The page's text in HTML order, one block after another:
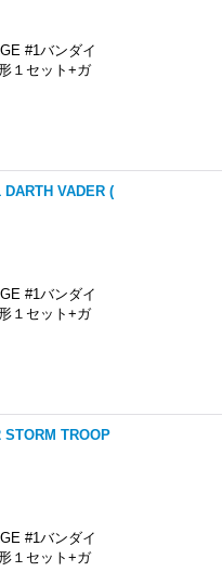
#1バンダイ
１セット+ガ
DARTH VADER (
#1バンダイ
１セット+ガ
STORM TROOP
#1バンダイ
１セット+ガ